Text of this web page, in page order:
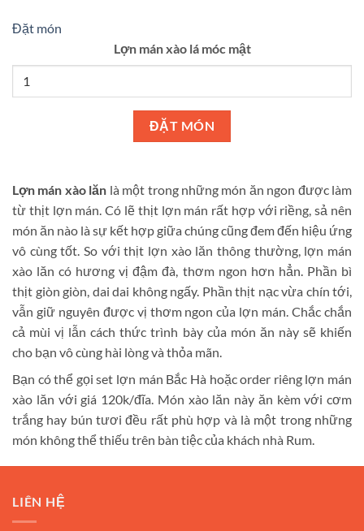
Đặt món
Lợn mán xào lá móc mật
ĐẶT MÓN
Lợn mán xào lăn là một trong những món ăn ngon được làm
từ thịt lợn mán. Có lẽ thịt lợn mán rất hợp với riềng, sả nên
món ăn nào là sự kết hợp giữa chúng cũng đem đến hiệu ứng
vô cùng tốt. So với thịt lợn xào lăn thông thường, lợn mán
xào lăn có hương vị đậm đà, thơm ngon hơn hẳn. Phần bì
thịt giòn giòn, dai dai không ngấy. Phần thịt nạc vừa chín tới,
vẫn giữ nguyên được vị thơm ngon của lợn mán. Chắc chắn
cả mùi vị lẫn cách thức trình bày của món ăn này sẽ khiến
cho bạn vô cùng hài lòng và thỏa mãn.
Bạn có thể gọi set lợn mán Bắc Hà hoặc order riêng lợn mán
xào lăn với giá 120k/đĩa. Món xào lăn này ăn kèm với cơm
trắng hay bún tươi đều rất phù hợp và là một trong những
món không thể thiếu trên bàn tiệc của khách nhà Rum.
LIÊN HỆ